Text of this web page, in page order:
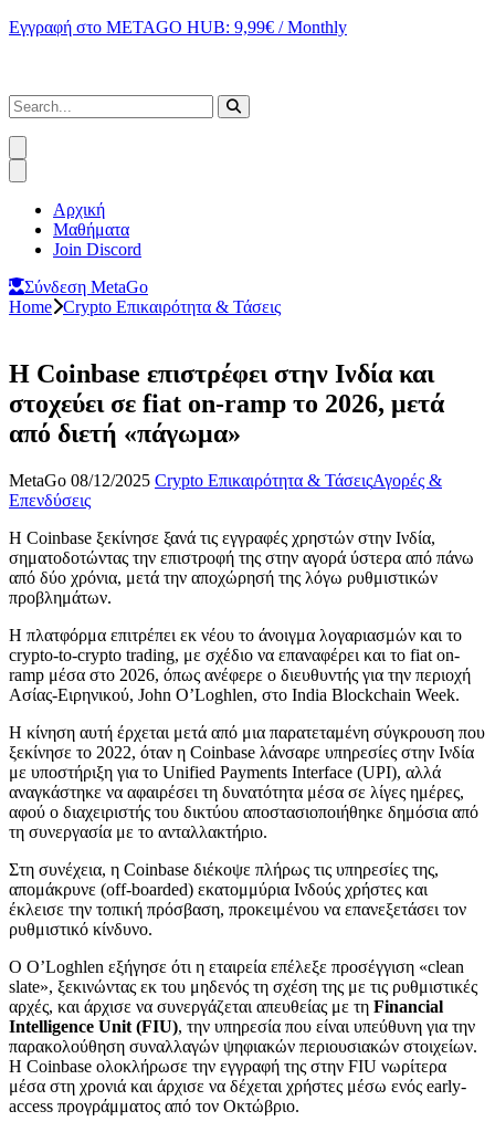
Εγγραφή στο METAGO HUB: 9,99€ / Monthly
Αρχική
Μαθήματα
Join Discord
Σύνδεση MetaGo
Home Crypto Επικαιρότητα & Τάσεις
Η Coinbase επιστρέφει στην Ινδία και
στοχεύει σε fiat on-ramp το 2026, μετά
από διετή «πάγωμα»
MetaGo 08/12/2025 Crypto Επικαιρότητα & ΤάσειςΑγορές &
Επενδύσεις
Η Coinbase ξεκίνησε ξανά τις εγγραφές χρηστών στην Ινδία,
σηματοδοτώντας την επιστροφή της στην αγορά ύστερα από πάνω
από δύο χρόνια, μετά την αποχώρησή της λόγω ρυθμιστικών
προβλημάτων.
Η πλατφόρμα επιτρέπει εκ νέου το άνοιγμα λογαριασμών και το
crypto-to-crypto trading, με σχέδιο να επαναφέρει και το fiat on-
ramp μέσα στο 2026, όπως ανέφερε ο διευθυντής για την περιοχή
Ασίας-Ειρηνικού, John O’Loghlen, στο India Blockchain Week.
Η κίνηση αυτή έρχεται μετά από μια παρατεταμένη σύγκρουση που
ξεκίνησε το 2022, όταν η Coinbase λάνσαρε υπηρεσίες στην Ινδία
με υποστήριξη για το Unified Payments Interface (UPI), αλλά
αναγκάστηκε να αφαιρέσει τη δυνατότητα μέσα σε λίγες ημέρες,
αφού ο διαχειριστής του δικτύου αποστασιοποιήθηκε δημόσια από
τη συνεργασία με το ανταλλακτήριο.
Στη συνέχεια, η Coinbase διέκοψε πλήρως τις υπηρεσίες της,
απομάκρυνε (off-boarded) εκατομμύρια Ινδούς χρήστες και
έκλεισε την τοπική πρόσβαση, προκειμένου να επανεξετάσει τον
ρυθμιστικό κίνδυνο.
Ο O’Loghlen εξήγησε ότι η εταιρεία επέλεξε προσέγγιση «clean
slate», ξεκινώντας εκ του μηδενός τη σχέση της με τις ρυθμιστικές
αρχές, και άρχισε να συνεργάζεται απευθείας με τη Financial
Intelligence Unit (FIU), την υπηρεσία που είναι υπεύθυνη για την
παρακολούθηση συναλλαγών ψηφιακών περιουσιακών στοιχείων.
Η Coinbase ολοκλήρωσε την εγγραφή της στην FIU νωρίτερα
μέσα στη χρονιά και άρχισε να δέχεται χρήστες μέσω ενός early-
access προγράμματος από τον Οκτώβριο.